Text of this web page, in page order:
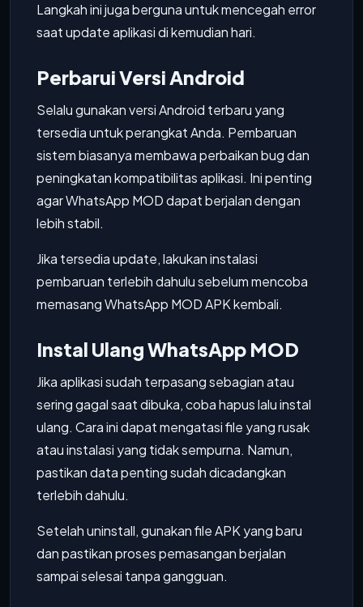
Langkah ini juga berguna untuk mencegah error
saat update aplikasi di kemudian hari.
Perbarui Versi Android
Selalu gunakan versi Android terbaru yang
tersedia untuk perangkat Anda. Pembaruan
sistem biasanya membawa perbaikan bug dan
peningkatan kompatibilitas aplikasi. Ini penting
agar WhatsApp MOD dapat berjalan dengan
lebih stabil.
Jika tersedia update, lakukan instalasi
pembaruan terlebih dahulu sebelum mencoba
memasang WhatsApp MOD APK kembali.
Instal Ulang WhatsApp MOD
Jika aplikasi sudah terpasang sebagian atau
sering gagal saat dibuka, coba hapus lalu instal
ulang. Cara ini dapat mengatasi file yang rusak
atau instalasi yang tidak sempurna. Namun,
pastikan data penting sudah dicadangkan
terlebih dahulu.
Setelah uninstall, gunakan file APK yang baru
dan pastikan proses pemasangan berjalan
sampai selesai tanpa gangguan.